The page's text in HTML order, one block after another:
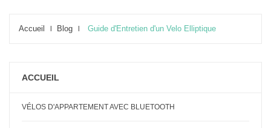
Accueil Blog Guide d'Entretien d'un Velo Elliptique
ACCUEIL
VÉLOS D'APPARTEMENT AVEC BLUETOOTH